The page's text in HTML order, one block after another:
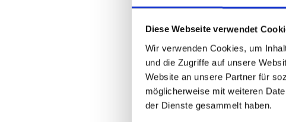
Diese Webseite verwendet
Wir verwenden Cookies, um
und die Zugriffe auf unsere
Website an unsere Partner für
möglicherweise mit weiteren
der Dienste gesammelt haben.